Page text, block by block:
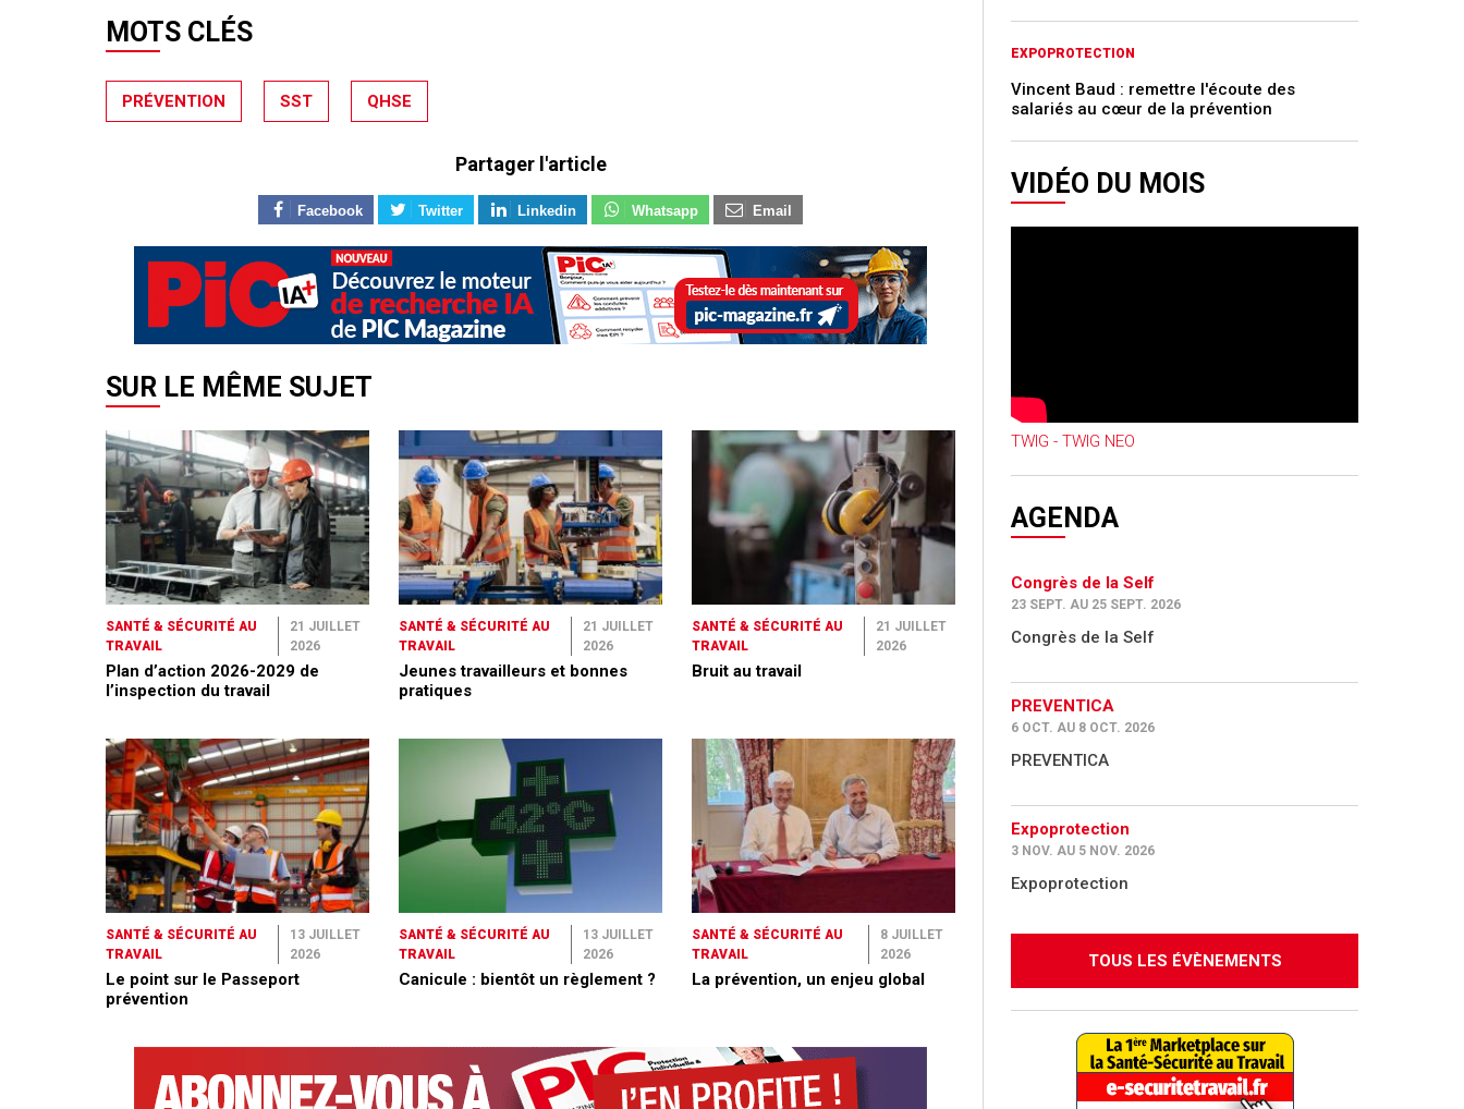
MOTS CLÉS
PRÉVENTION SST QHSE
Partager l'article
Facebook Twitter Linkedin Whatsapp Email
SUR LE MÊME SUJET
SANTÉ & SÉCURITÉ AU
TRAVAIL
21 JUILLET
2026
Plan d’action 2026-2029 de
l’inspection du travail
SANTÉ & SÉCURITÉ AU
TRAVAIL
21 JUILLET
2026
Jeunes travailleurs et bonnes
pratiques
SANTÉ & SÉCURITÉ AU
TRAVAIL
21 JUILLET
2026
Bruit au travail
SANTÉ & SÉCURITÉ AU
TRAVAIL
13 JUILLET
2026
Le point sur le Passeport
prévention
SANTÉ & SÉCURITÉ AU
TRAVAIL
13 JUILLET
2026
Canicule : bientôt un règlement ?
SANTÉ & SÉCURITÉ AU
TRAVAIL
8 JUILLET
2026
La prévention, un enjeu global
EXPOPROTECTION
Vincent Baud : remettre l'écoute des
salariés au cœur de la prévention
VIDÉO DU MOIS
TWIG - TWIG NEO
AGENDA
Congrès de la Self
23 SEPT. AU 25 SEPT. 2026
Congrès de la Self
PREVENTICA
6 OCT. AU 8 OCT. 2026
PREVENTICA
Expoprotection
3 NOV. AU 5 NOV. 2026
Expoprotection
TOUS LES ÉVÈNEMENTS